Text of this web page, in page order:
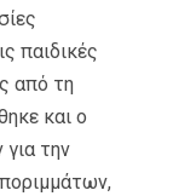
παιδικές
από τη
και ο
την